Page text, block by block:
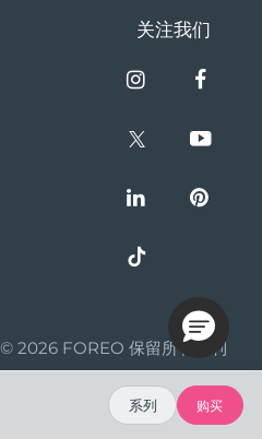
关注我们
© 2026 FOREO 保留所有权利
系列 购买